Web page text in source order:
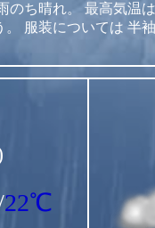
のち晴れ。 最高気温は
服装については 半
22℃